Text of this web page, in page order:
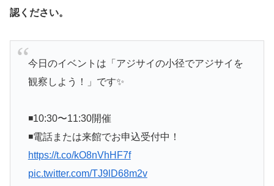
認ください。
今日のイベントは「アジサイの小径でアジサイを
観察しよう！」です✨
◾️10:30〜11:30開催
◾️電話または来館でお申込受付中！
https://t.co/kO8nVhHF7f
pic.twitter.com/TJ9lD68m2v